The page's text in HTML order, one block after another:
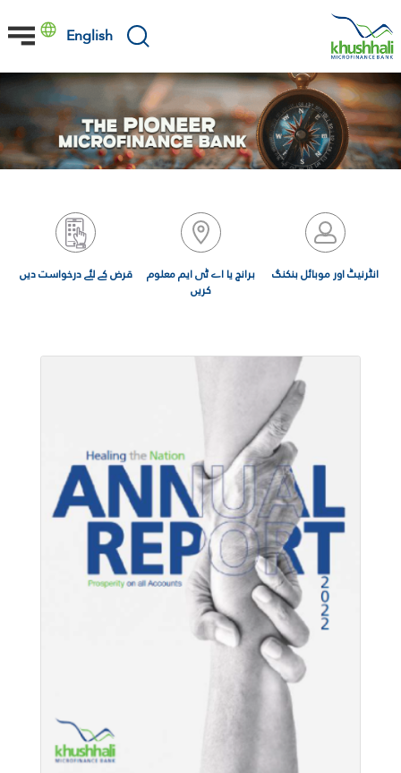
content
English
انٹرنیٹ اور موبائل بنکنگ
برانچ یا اے ٹی ایم معلوم
کریں
قرض کے لئے درخواست دیں